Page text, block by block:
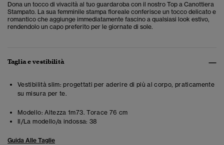
Dona un tocco di vivacità al tuo guardaroba con il nostro Top a Canottiera
Stampato. La sua femminile stampa floreale conferisce un tocco delicato e
romantico che aggiunge immediatamente fascino a qualsiasi look estivo,
rendendolo un capo preferito per le giornate di sole.
Taglia e vestibilità
Vestibilità slim: progettati per aderire di più al corpo, praticamente
su misura per te.
Modello: Altezza 1m73. Torace 76 cm
Il/La modello/a indossa: 38
Guida Alle Taglie